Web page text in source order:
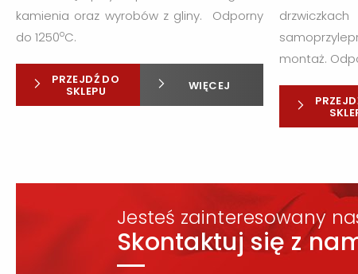
kamienia oraz wyrobów z gliny.
Odporny
do 1250oC.
PRZEJDŹ DO
SKLEPU WIĘCEJ
montaż.
Jesteś zainteresowany
Skontaktuj się z